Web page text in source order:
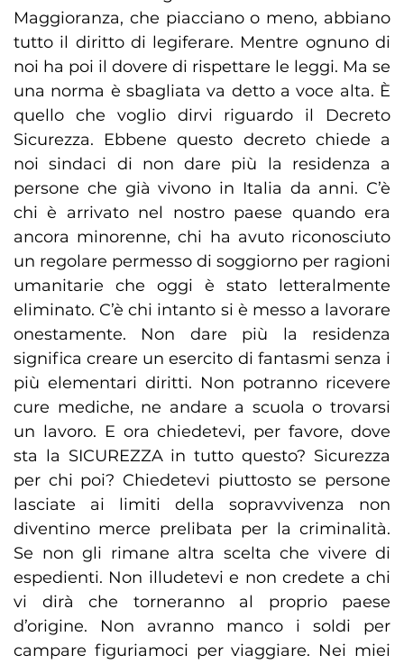
Maggioranza, che piacciano o meno, abbiano
tutto il diritto di legiferare. Mentre ognuno di
noi ha poi il dovere di rispettare le leggi. Ma se
una norma è sbagliata va detto a voce alta. È
quello che voglio dirvi riguardo il Decreto
Sicurezza. Ebbene questo decreto chiede a
noi sindaci di non dare più la residenza a
persone che già vivono in Italia da anni. C’è
chi è arrivato nel nostro paese quando era
ancora minorenne, chi ha avuto riconosciuto
un regolare permesso di soggiorno per ragioni
umanitarie che oggi è stato letteralmente
eliminato. C’è chi intanto si è messo a lavorare
onestamente. Non dare più la residenza
significa creare un esercito di fantasmi senza i
più elementari diritti. Non potranno ricevere
cure mediche, ne andare a scuola o trovarsi
un lavoro. E ora chiedetevi, per favore, dove
sta la SICUREZZA in tutto questo? Sicurezza
per chi poi? Chiedetevi piuttosto se persone
lasciate ai limiti della sopravvivenza non
diventino merce prelibata per la criminalità.
Se non gli rimane altra scelta che vivere di
espedienti. Non illudetevi e non credete a chi
vi dirà che torneranno al proprio paese
d’origine. Non avranno manco i soldi per
campare figuriamoci per viaggiare. Nei miei